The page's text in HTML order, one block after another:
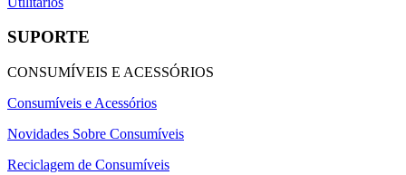
SUPORTE
CONSUMÍVEIS E ACESSÓRIOS
Consumíveis e Acessórios
Novidades Sobre Consumíveis
Reciclagem de Consumíveis